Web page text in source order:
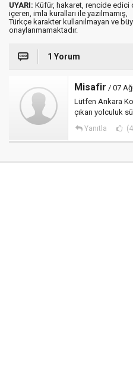
UYARI: Küfür, hakaret, rencide edici
içeren, imla kuralları ile yazılmamış,
Türkçe karakter kullanılmayan ve
onaylanmamaktadır.
1 Yorum
Misafir / 07
Lütfen Ankara
çıkan yolculuk
Yanıtla